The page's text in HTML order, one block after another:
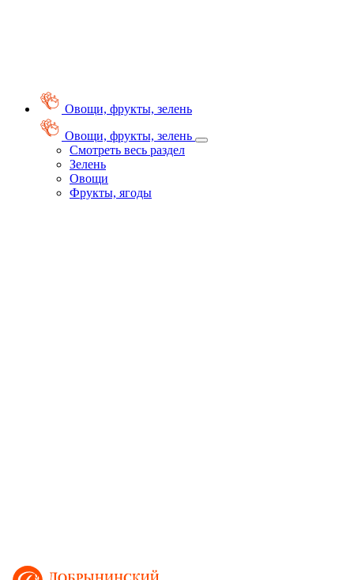
Овощи, фрукты, зелень
Овощи, фрукты, зелень
Смотреть весь раздел
Зелень
Овощи
Фрукты, ягоды